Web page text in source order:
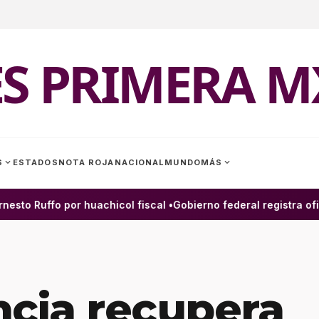
PRIMERA
expand_more ESTADOS NOTA ROJA NACIONAL MUNDOMÁS expand_more
Ruffo por huachicol fiscal •Gobierno federal registra